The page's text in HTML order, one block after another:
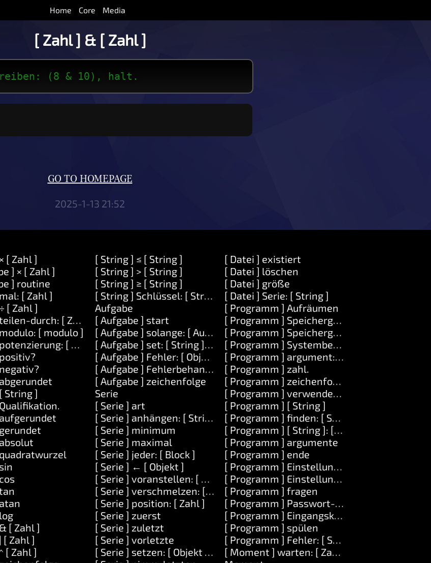
Home Core Media
[ Zahl ] & [ Zahl ]
(8 & 10), halt.
GO TO HOMEPAGE
2025-1-13 21:52
]
[ Serie ]
]
]
] und: [ String ]
[ Zahl ]
] × [ Zahl ]
] routine
[ Zahl ]
[ Zahl ]
durch: [ Zahl ]
[ modulo ]
[ Zahl ]
String ]
[ Zahl ]
[ Zahl ]
[ Zahl ]
[ String ] ≤ [ String ]
[ String ] > [ String ]
[ String ] ≥ [ String ]
[ String ] Schlüssel: [ String ]
Aufgabe
[ Aufgabe ] start
[ Aufgabe ] solange: [ Aufgabe ]
[ Aufgabe ] set: [ String ] value: [ Objekt ]
[ Aufgabe ] Fehler: [ Objekt ]
[ Aufgabe ] Fehlerbehandlung: [ Aufgabe ]
[ Aufgabe ] zeichenfolge
Serie
[ Serie ] art
[ Serie ] anhängen: [ String ]
[ Serie ] minimum
[ Serie ] maximal
[ Serie ] jeder: [ Block ]
[ Serie ] ← [ Objekt ]
[ Serie ] voranstellen: [ String ]
[ Serie ] verschmelzen: [ String ]
[ Serie ] position: [ Zahl ]
[ Serie ] zuerst
[ Serie ] zuletzt
[ Serie ] vorletzte
[ Serie ] setzen: [ Objekt ] auf: [ Zahl ]
[ Datei ] existiert
[ Datei ] löschen
[ Datei ] größe
[ Datei ] Serie: [ String ]
[ Programm ] Aufräumen
[ Programm ] Speichergrenze
[ Programm ] Speichergrenze: [Number]
[ Programm ] Systembefehl: [ String ]
[ Programm ] argument: [ Zahl ]
[ Programm ] zahl.
[ Programm ] zeichenfolge
[ Programm ] verwenden: [ String ]
[ Programm ] [ String ]
[ Programm ] finden: [ String ]
[ Programm ] [ String ]: [ String ]
[ Programm ] argumente
[ Programm ] ende
[ Programm ] Einstellung: [ String ]
[ Programm ] Einstellung: [ String ] wird: [
[ Programm ] fragen
[ Programm ] Passwort-fragen
[ Programm ] Eingangskanal
[ Programm ] spülen
[ Programm ] Fehler: [ String ]
[ Moment ] warten: [ Zahl ]